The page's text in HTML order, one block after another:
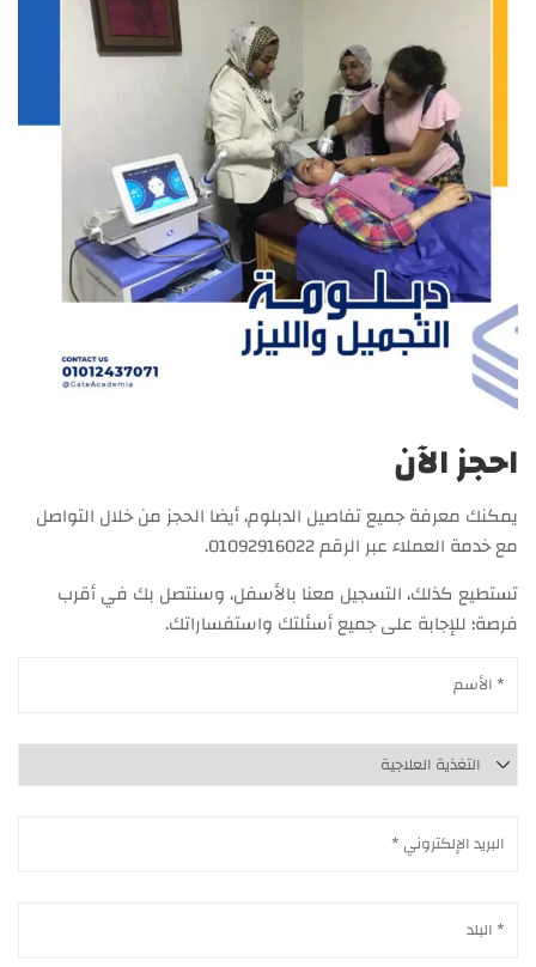
احجز الآن
يمكنك معرفة جميع تفاصيل الدبلوم، أيضا الحجز من خلال التواصل
مع خدمة العملاء عبر الرقم 01092916022.
تستطيع كذلك، التسجيل معنا بالأسفل، وسنتصل بك في أقرب
فرصة؛ للإجابة على جميع أسئلتك واستفساراتك.